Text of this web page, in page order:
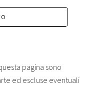
pagina sono
ed escluse eventuali